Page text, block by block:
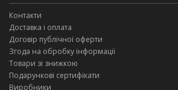
Контакти
Доставка і оплата
Договір публічної оферти
Згода на обробку інформації
Товари зі знижкою
Подарункові сертифікати
Виробники